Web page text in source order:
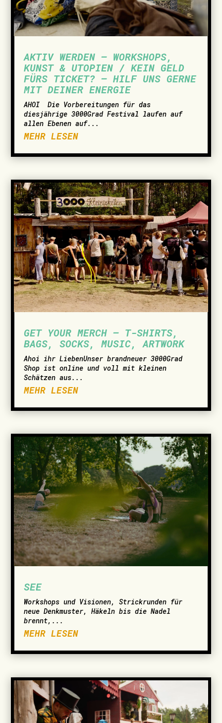
AKTIV WERDEN – WORKSHOPS,
KUNST & UTOPIEN / KEIN GELD
FÜRS TICKET? – HILF UNS GERNE
MIT DEINER ENERGIE
AHOI ­ Die Vorbereitungen für das
diesjährige 3000Grad Festival laufen auf
allen Ebenen auf...
MEHR LESEN
GET YOUR MERCH – T-SHIRTS,
BAGS, SOCKS, MUSIC, ARTWORK
­Ahoi ihr LiebenUnser brandneuer 3000Grad
Shop ist online und voll mit kleinen
Schätzen aus...
MEHR LESEN
SEE
Workshops und Visionen, Strickrunden für
neue Denkmuster, Häkeln bis die Nadel
brennt,...
MEHR LESEN